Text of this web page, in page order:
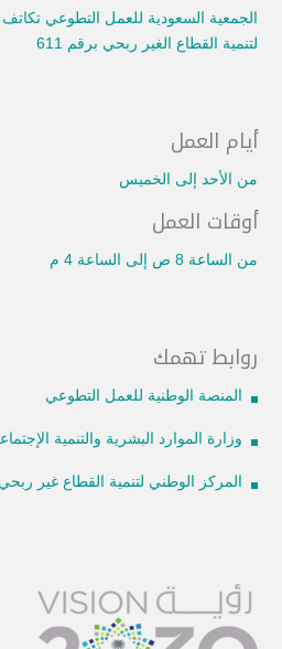
الجمعية السعودية للعمل التطوعي
لتنمية القطاع الغير ربحي برقم 611
أيام العمل
من الأحد إلى الخميس
أوقات العمل
من الساعة 8 ص إلى الساعة 4 م
روابط تهمك
المنصة الوطنية للعمل التطوعي
وزارة الموارد البشرية والتنمية
المركز الوطني لتنمية القطاع غير ربحي